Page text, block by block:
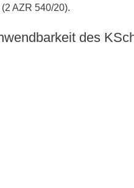
AZR 540/20).
des